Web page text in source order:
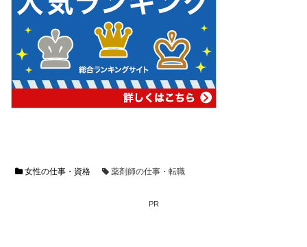
女性の仕事・資格 薬剤師の仕事・転職
PR